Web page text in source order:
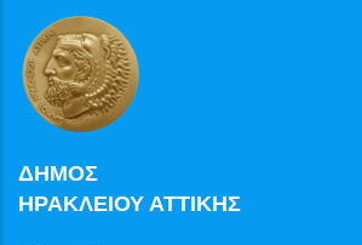
ΔΗΜΟΣ
ΗΡΑΚΛΕΙΟΥ ΑΤΤΙΚΗΣ